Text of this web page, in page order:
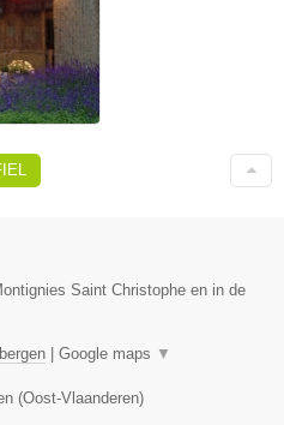
Saint Christophe en in de
| Google maps ▼
(Oost-Vlaanderen)